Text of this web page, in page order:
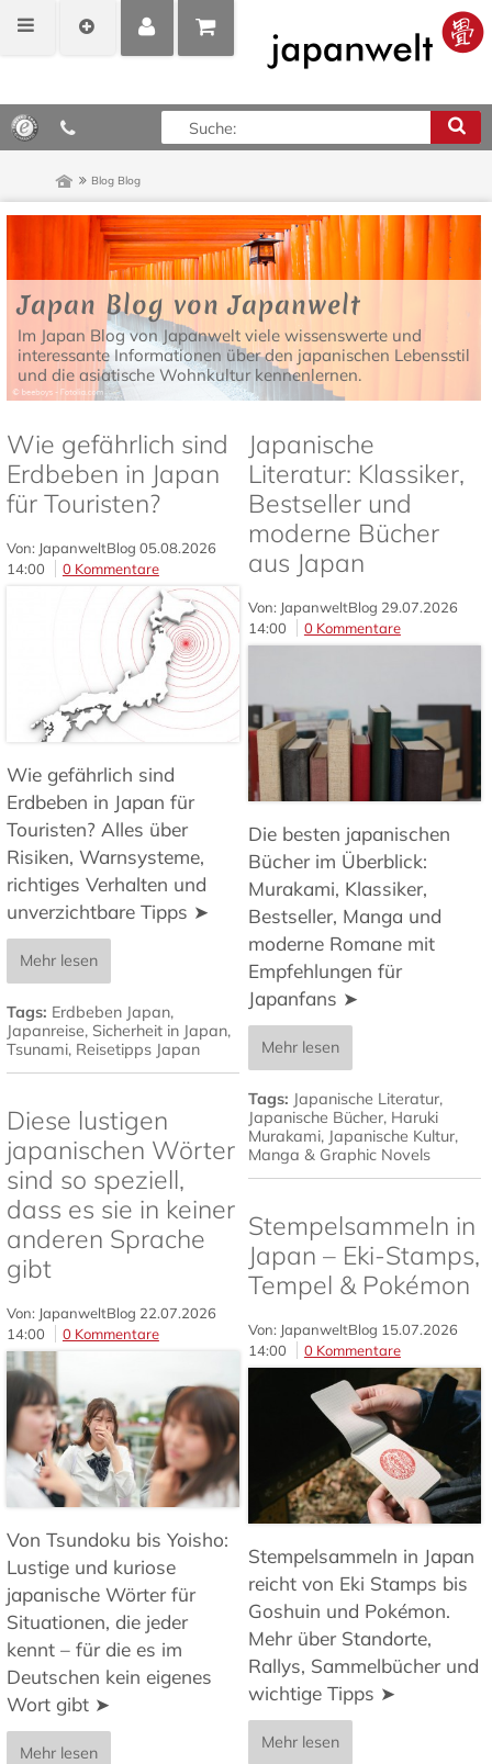
MEIN
POSITIONEN
ANZEIGEN
0,00 €*
Blog Blog
Japan Blog von Japanwelt
Im Japan Blog von Japanwelt viele wissenswerte und
interessante Informationen über den japanischen Lebensstil
und die asiatische Wohnkultur kennenlernen.
Wie gefährlich sind
Erdbeben in Japan
für Touristen?
Von: JapanweltBlog 05.08.2026
14:00
0 Kommentare
Wie gefährlich sind
Erdbeben in Japan für
Touristen? Alles über
Risiken, Warnsysteme,
richtiges Verhalten und
unverzichtbare Tipps ➤
Mehr lesen
Tags: Erdbeben Japan,
Japanreise, Sicherheit in Japan,
Tsunami, Reisetipps Japan
Japanische
Literatur: Klassiker,
Bestseller und
moderne Bücher
aus Japan
Von: JapanweltBlog 29.07.2026
14:00
0 Kommentare
Die besten japanischen
Bücher im Überblick:
Murakami, Klassiker,
Bestseller, Manga und
moderne Romane mit
Empfehlungen für
Japanfans ➤
Mehr lesen
Tags: Japanische Literatur,
Japanische Bücher, Haruki
Murakami, Japanische Kultur,
Manga & Graphic Novels
Diese lustigen
japanischen Wörter
sind so speziell,
dass es sie in keiner
anderen Sprache
gibt
Von: JapanweltBlog 22.07.2026
14:00
0 Kommentare
Von Tsundoku bis Yoisho:
Lustige und kuriose
japanische Wörter für
Situationen, die jeder
kennt – für die es im
Deutschen kein eigenes
Wort gibt ➤
Mehr lesen
Stempelsammeln in
Japan – Eki-Stamps,
Tempel & Pokémon
Von: JapanweltBlog 15.07.2026
14:00
0 Kommentare
Stempelsammeln in Japan
reicht von Eki Stamps bis
Goshuin und Pokémon.
Mehr über Standorte,
Rallys, Sammelbücher und
wichtige Tipps ➤
Mehr lesen